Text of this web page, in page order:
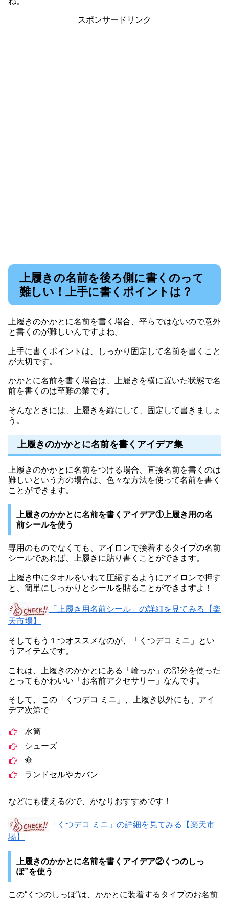
スポンサードリンク
上履きの名前を後ろ側に書くのって
難しい！上手に書くポイントは？
上履きのかかとに名前を書く場合、平らではないので意外
と書くのが難しいんですよね。
上手に書くポイントは、しっかり固定して名前を書くこと
が大切です。
かかとに名前を書く場合は、上履きを横に置いた状態で名
前を書くのは至難の業です。
そんなときには、上履きを縦にして、固定して書きましょ
う。
上履きのかかとに名前を書くアイデア集
上履きのかかとに名前をつける場合、直接名前を書くのは
難しいという方の場合は、色々な方法を使って名前を書く
ことができます。
上履きのかかとに名前を書くアイデア①上履き用の名
前シールを使う
専用のものでなくても、アイロンで接着するタイプの名前
シールであれば、上履きに貼り書くことができます。
上履き中にタオルをいれて圧縮するようにアイロンで押す
と、簡単にしっかりとシールを貼ることができますよ！
「上履き用名前シール」の詳細を見てみる【楽
天市場】
そしてもう１つオススメなのが、「くつデコ ミニ」とい
うアイテムです。
これは、上履きのかかとにある「輪っか」の部分を使った
とってもかわいい「お名前アクセサリー」なんです。
そして、この「くつデコ ミニ」、上履き以外にも、アイ
デア次第で
水筒
シューズ
傘
ランドセルやカバン
などにも使えるので、かなりおすすめです！
「くつデコ ミニ」の詳細を見てみる【楽天市
場】
上履きのかかとに名前を書くアイデア②くつのしっ
ぽ”を使う
この“くつのしっぽ”は、かかとに装着するタイプのお名前